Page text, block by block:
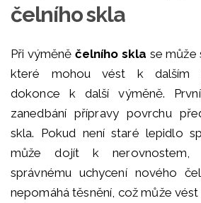
čelního skla
Při výměně čelního skla se může
které mohou vést k dalším
dokonce k další výměně.
zanedbání přípravy povrchu
skla. Pokud není staré lepidlo
může dojít k
správnému uchycení nového
nepomáhá těsnění, což může